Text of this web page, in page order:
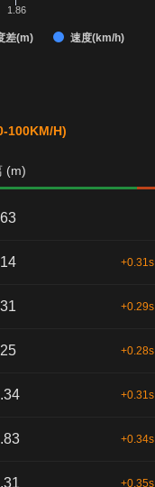
差(m) 速度(km/h)
1.86
100KM/H)
(m)
+0.31s
+0.29s
+0.28s
+0.31s
+0.34s
+0.35s